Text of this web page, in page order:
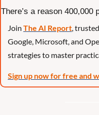
There’s a reason
Join The AI Report ,
Google, Microsoft, and
strategies to master
Sign up now for free and